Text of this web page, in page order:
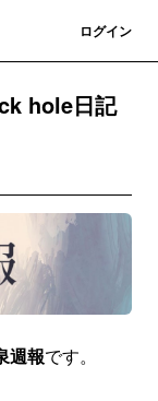
ログイン
hole日記
週報です。